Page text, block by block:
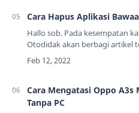
Cara Hapus Aplikasi
Hallo sob. Pada kesempatan
Otodidak akan berbagi artikel
hapus/uninstall apk bawaan di
menggunakan Vivo Y65, namun
Cara Mengatasi Oppo A3s
Tanpa PC